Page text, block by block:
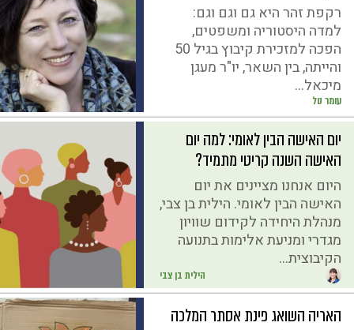
עומר טל
רקפת זהר היא גם וגם וגם:
למדה היסטוריה ומשפטים,
הפכה למזכירת קיבוץ בגיל 50
והייתה, בין השאר, יו"ר מעגן
מיכאל...
הילית בן צבי
יום האישה הבין לאומי: למה יום
האישה השנה קריטי מתמיד?
היום אנחנו מציינים את יום
האישה הבין לאומי. הילית בן צבי,
מנהלת היחידה לקידום שוויון
מגדרי ומניעת אלימות בתנועה
הקיבוצית...
האריה השואג פינת אסתר המלכה